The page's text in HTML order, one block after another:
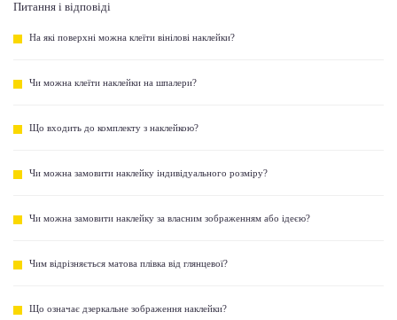
Питання і відповіді
На які поверхні можна клеїти вінілові наклейки?
Чи можна клеїти наклейки на шпалери?
Що входить до комплекту з наклейкою?
Чи можна замовити наклейку індивідуального розміру?
Чи можна замовити наклейку за власним зображенням або ідеєю?
Чим відрізняється матова плівка від глянцевої?
Що означає дзеркальне зображення наклейки?